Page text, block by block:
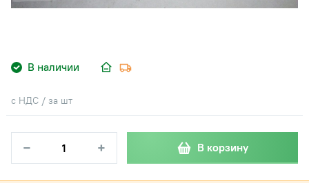
В наличии
с НДС / за шт
− + В корзину